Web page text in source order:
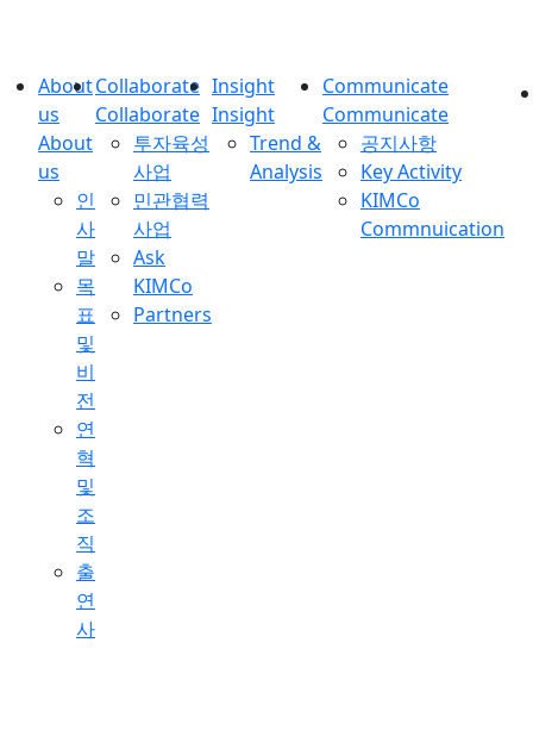
About
us
About
us
인
사
말
목
표
및
비
전
연
혁
및
조
직
출
연
사
Collaborate
Collaborate
투자육성
사업
민관협력
사업
Ask
KIMCo
Partners
Insight
Insight
Trend &
Analysis
Communicate
Communicate
공지사항
Key Activity
KIMCo
Commnuication